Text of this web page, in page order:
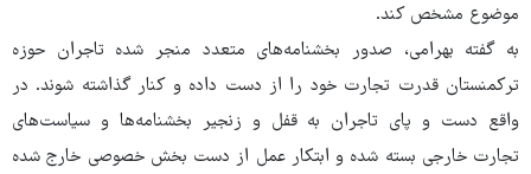
موضوع مشخص کند.
به گفته بهرامی، صدور بخشنامه‌های متعدد منجر شده تاجران حوزه
ترکمنستان قدرت تجارت خود را از دست داده و کنار گذاشته شوند. در
واقع دست و پای تاجران به قفل و زنجیر بخشنامه‌ها و سیاست‌های
تجارت خارجی بسته شده و ابتکار عمل از دست بخش خصوصی خارج شده